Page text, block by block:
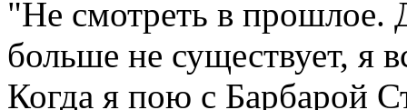
"Не смотреть в прошлое.
больше не существует, я
Когда я пою с Барбарой